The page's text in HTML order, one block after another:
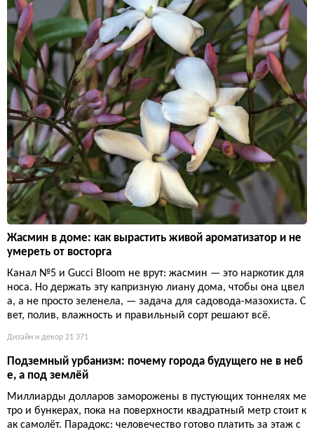
Жасмин в доме: как вырастить живой ароматизатор и не
умереть от восторга
Канал №5 и Gucci Bloom не врут: жасмин — это наркотик для
носа. Но держать эту капризную лиану дома, чтобы она цвел
а, а не просто зеленела, — задача для садовода-мазохиста. С
вет, полив, влажность и правильный сорт решают всё.
Дизайн и декор 21 371
Подземный урбанизм: почему города будущего не в неб
е, а под землёй
Миллиарды долларов заморожены в пустующих тоннелях ме
тро и бункерах, пока на поверхности квадратный метр стоит к
ак самолёт. Парадокс: человечество готово платить за этаж с